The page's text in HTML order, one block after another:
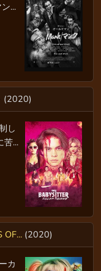
...
(2020)
し
苦...
OF... (2020)
カ